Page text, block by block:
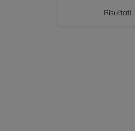
Risultati